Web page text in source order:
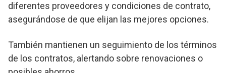
diferentes proveedores y condiciones de contrato,
asegurándose de que elijan las mejores opciones.
También mantienen un seguimiento de los términos
de los contratos, alertando sobre renovaciones o